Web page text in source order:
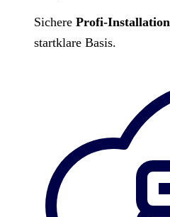
Sichere Profi-Installation
startklare Basis.